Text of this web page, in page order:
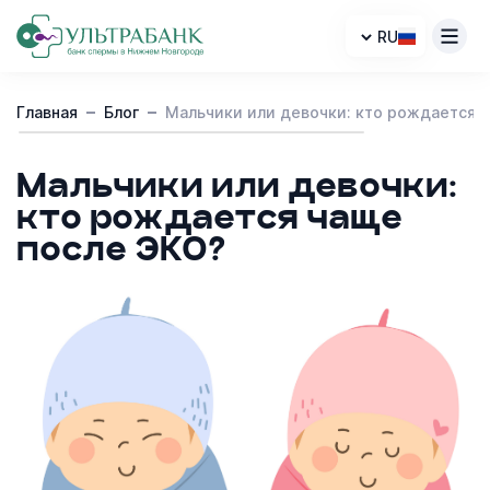
Каталог доноров
Cтать донором
Клиникам
Доставка
FAQ
Блог
Анонимность
RU
Главная Блог Мальчики или девочки: кто рождается
Мальчики или девочки:
кто рождается чаще
после ЭКО?